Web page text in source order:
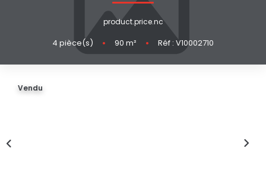
FAIRE GÉRER
NOS AGENCES
product.price.nc
4 pièce(s) • 90 m² • Réf : V10002710
Vendu